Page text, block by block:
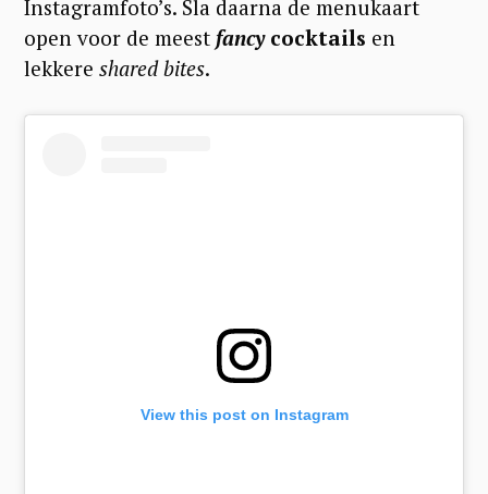
Instagramfoto’s. Sla daarna de menukaart
open voor de meest fancy cocktails en
lekkere shared bites.
View this post on Instagram